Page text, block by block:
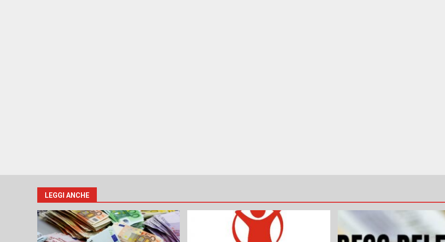
LEGGI ANCHE